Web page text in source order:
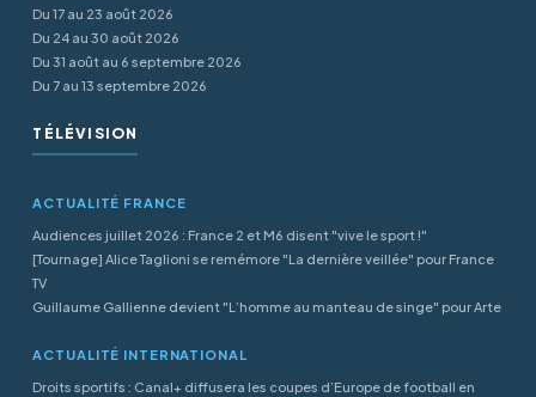
Du 17 au 23 août 2026
Du 24 au 30 août 2026
Du 31 août au 6 septembre 2026
Du 7 au 13 septembre 2026
TÉLÉVISION
ACTUALITÉ FRANCE
Audiences juillet 2026 : France 2 et M6 disent "vive le sport !"
[Tournage] Alice Taglioni se remémore "La dernière veillée" pour France
TV
Guillaume Gallienne devient "L’homme au manteau de singe" pour Arte
ACTUALITÉ INTERNATIONAL
Droits sportifs : Canal+ diffusera les coupes d’Europe de football en